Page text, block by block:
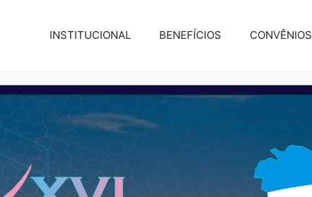
INSTITUCIONAL BENEFÍCIOS CONVÊNIOS